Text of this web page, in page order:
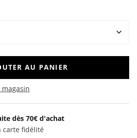
AU PANIER
dès 70€ d'achat
carte fidélité